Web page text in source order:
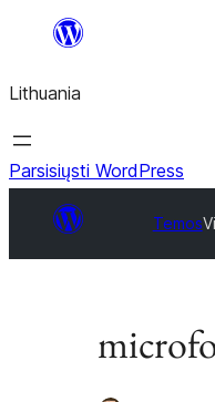
turinio
Lithuania
Parsisiųsti WordPress
Temos